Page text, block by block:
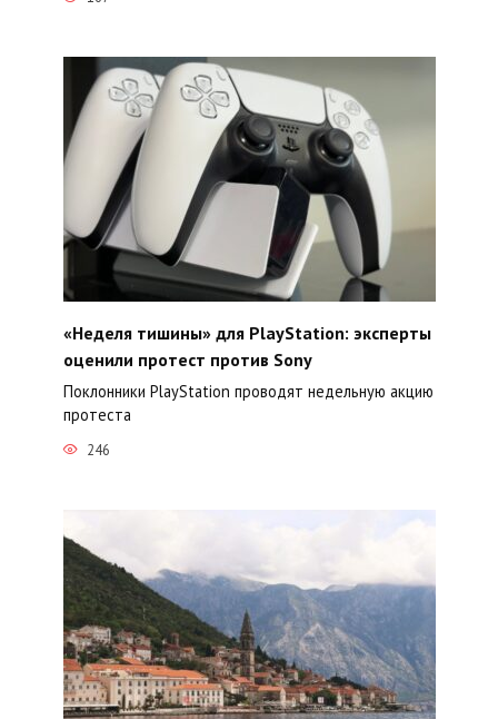
«Неделя тишины» для PlayStation: эксперты
оценили протест против Sony
Поклонники PlayStation проводят недельную акцию
протеста
246